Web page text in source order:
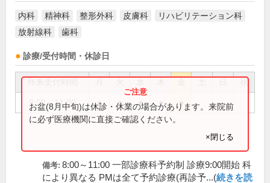
内科 精神科 整形外科 皮膚科
リハビリテーション科
放射線科
歯科
診療/受付時間・休診日
祝
8:00～11:00 ● ● ● ● ●
お盆(8月中旬)は休診・休業の場合があります。来院前
に必ず医療機関に直接ご確認ください。
×閉じる
備考: 8:00～11:00 一部診療科予約制 診療9:00開始 科
により異なる PMは全て予約診療(再診予...(続きを読